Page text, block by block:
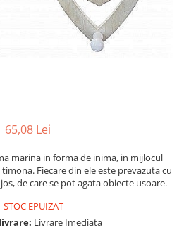
65,08 Lei
marina in forma de inima, in mijlocul
Fiecare din ele este prevazuta cu
de care se pot agata obiecte usoare.
STOC EPUIZAT
Livrare Imediata